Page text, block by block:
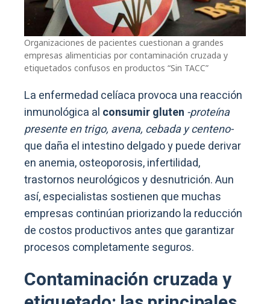
Organizaciones de pacientes cuestionan a grandes
empresas alimenticias por contaminación cruzada y
etiquetados confusos en productos “Sin TACC”
La enfermedad celíaca provoca una reacción
inmunológica al consumir gluten -proteína
presente en trigo, avena, cebada y centeno-
que daña el intestino delgado y puede derivar
en anemia, osteoporosis, infertilidad,
trastornos neurológicos y desnutrición. Aun
así, especialistas sostienen que muchas
empresas continúan priorizando la reducción
de costos productivos antes que garantizar
procesos completamente seguros.
Contaminación cruzada y